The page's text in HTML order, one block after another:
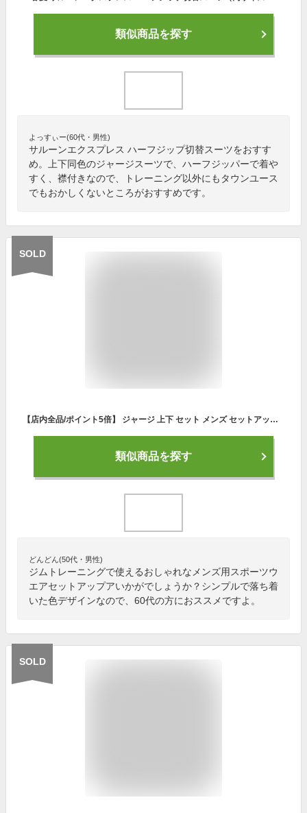
類似商品を探す
よっすぃー(60代・男性)
サルーンエクスプレス ハーフジップ切替スーツをおすす
め。上下同色のジャージスーツで、ハーフジッパーで着や
すく、襟付きなので、トレーニング以外にもタウンユース
でもおかしくないところがおすすめです。
SOLD
【店内全品/ポイント5倍】 ジャージ 上下 セット メンズ セットアップ (2717/19B)【 吸汗速乾 】 スポーツウェア ランニングウェア トレーニングウェア 上下組 上下セット 長袖 パーカー ジャージパンツ レディース 男女兼用 秋 冬
類似商品を探す
どんどん(50代・男性)
ジムトレーニングで使えるおしゃれなメンズ用スポーツウ
エアセットアップアいかがでしょうか？シンプルで落ち着
いた色デザインなので、60代の方におススメですよ。
SOLD